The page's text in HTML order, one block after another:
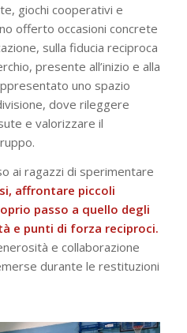
giochi cooperativi e
offerto occasioni concrete
sulla fiducia reciproca
presente all’inizio e alla
uno spazio
dove rileggere
e valorizzare il
ai ragazzi di sperimentare
affrontare piccoli
passo a quello degli
e punti di forza reciproci.
e collaborazione
durante le restituzioni